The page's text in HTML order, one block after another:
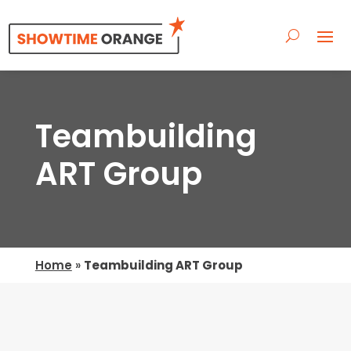
Teambuilding
ART Group
Home » Teambuilding ART Group